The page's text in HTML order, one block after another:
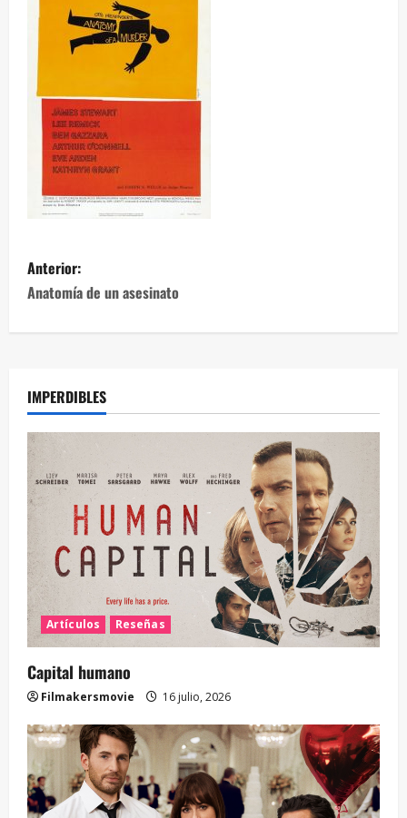
Anterior:
Anatomía de un asesinato
IMPERDIBLES
Artículos Reseñas
Capital humano
Filmakersmovie 16 julio, 2026